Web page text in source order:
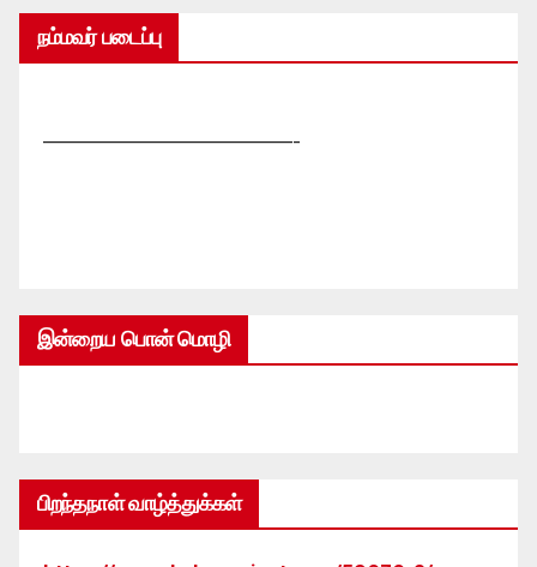
நம்மவர் படைப்பு
—————————————-
இன்றைய பொன் மொழி
பிறந்தநாள் வாழ்த்துக்கள்